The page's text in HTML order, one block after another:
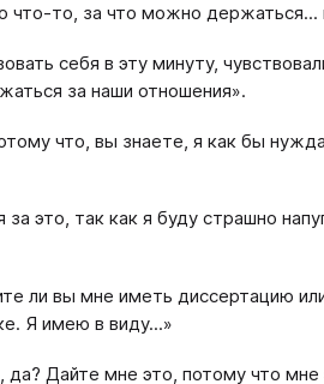
то, за что можно держаться...
себя в эту минуту,
за наши отношения».
что, вы знаете, я как бы
это, так как я буду страшно
ли вы мне иметь диссертацию
Я имею в виду...»
Дайте мне это, потому что